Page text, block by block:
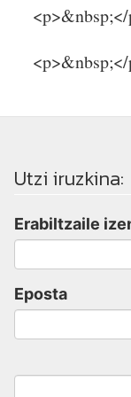
Utzi iruzkina:
Erabiltzaile
Eposta